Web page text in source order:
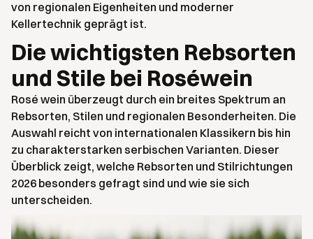
von regionalen Eigenheiten und moderner
Kellertechnik geprägt ist.
Die wichtigsten Rebsorten
und Stile bei Roséwein
Rosé wein überzeugt durch ein breites Spektrum an
Rebsorten, Stilen und regionalen Besonderheiten. Die
Auswahl reicht von internationalen Klassikern bis hin
zu charakterstarken serbischen Varianten. Dieser
Überblick zeigt, welche Rebsorten und Stilrichtungen
2026 besonders gefragt sind und wie sie sich
unterscheiden.